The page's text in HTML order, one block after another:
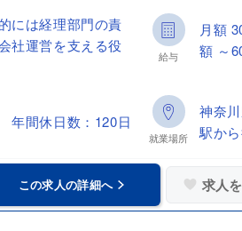
には経理部門の責
社運営を支える役
給与
月額
額 ～
間休日数：120日
就業場所
神奈
駅か
この求人の詳細へ 求人